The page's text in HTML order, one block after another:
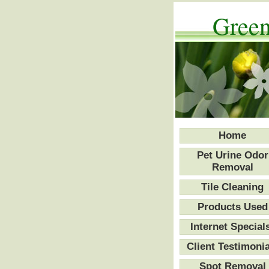
Home
Pet Urine Odor
Removal
Tile Cleaning
Products Used
Internet
Client
Spot Removal